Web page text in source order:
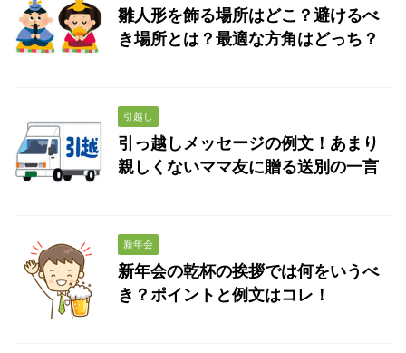
雛人形を飾る場所はどこ？避けるべ
き場所とは？最適な方角はどっち？
引越し
引っ越しメッセージの例文！あまり
親しくないママ友に贈る送別の一言
新年会
新年会の乾杯の挨拶では何をいうべ
き？ポイントと例文はコレ！